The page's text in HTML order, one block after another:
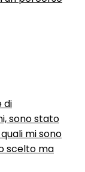
di
sono stato
mi sono
scelto ma